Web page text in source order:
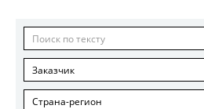
Заказчик
Страна-регион